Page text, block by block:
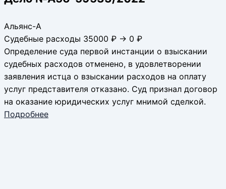
Альянс-А
Судебные расходы 35000 ₽ → 0 ₽
Определение суда первой инстанции о взыскании
судебных расходов отменено, в удовлетворении
заявления истца о взыскании расходов на оплату
услуг представителя отказано. Суд признал договор
на оказание юридических услуг мнимой сделкой.
Подробнее